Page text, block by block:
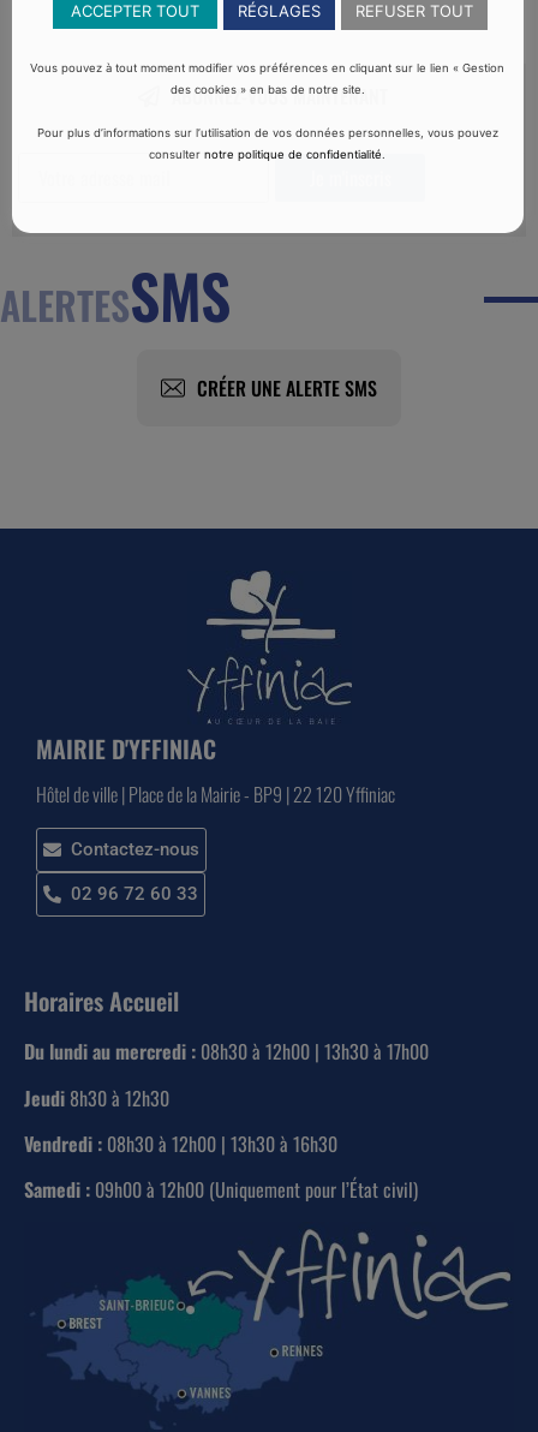
ABONNEZ-VOUS MAINTENANT
ALERTESSMS
CRÉER UNE ALERTE SMS
MAIRIE D'YFFINIAC
Hôtel de ville | Place de la Mairie - BP9 | 22 120 Yffiniac
Contactez-nous
02 96 72 60 33
Horaires Accueil
Du lundi au mercredi : 08h30 à 12h00 | 13h30 à 17h00
Jeudi 8h30 à 12h30
Vendredi : 08h30 à 12h00 | 13h30 à 16h30
Samedi : 09h00 à 12h00 (Uniquement pour l’État civil)
ACCEPTER TOUT RÉGLAGES REFUSER TOUT
Vous pouvez à tout moment modifier vos préférences en cliquant sur le lien « Gestion
des cookies » en bas de notre site.
Pour plus d’informations sur l’utilisation de vos données personnelles, vous pouvez
consulternotre politique de confidentialité.